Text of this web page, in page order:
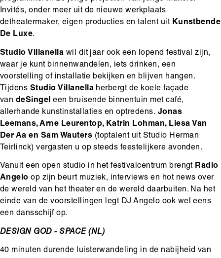
Invités, onder meer uit de nieuwe werkplaats
detheatermaker, eigen producties en talent uit Kunstbende
De Luxe.
Studio Villanella wil dit jaar ook een lopend festival zijn,
waar je kunt binnenwandelen, iets drinken, een
voorstelling of installatie bekijken en blijven hangen.
Tijdens Studio Villanella herbergt de koele façade
van deSingeleen bruisende binnentuin met café,
allerhande kunstinstallaties en optredens. Jonas
Leemans, Arne Leurentop, Katrin Lohman, Liesa Van
Der Aa en Sam Wauters (toptalent uit Studio Herman
Teirlinck) vergasten u op steeds feestelijkere avonden.
Vanuit een open studio in het festivalcentrum brengt Radio
Angeloop zijn beurt muziek, interviews en hot news over
de wereld van het theater en de wereld daarbuiten. Na het
einde van de voorstellingen legt DJ Angelo ook wel eens
een dansschijf op.
DESIGN GOD - SPACE (NL)
40 minuten durende luisterwandeling in de nabijheid van